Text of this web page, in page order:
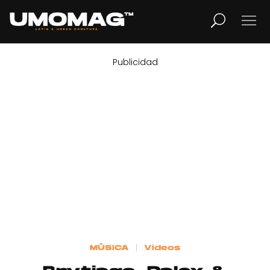
LIFESTYLE
Publicidad
MÚSICA Videos